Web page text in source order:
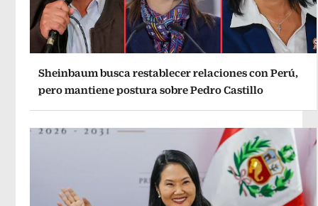
Sheinbaum busca restablecer relaciones con Perú,
pero mantiene postura sobre Pedro Castillo